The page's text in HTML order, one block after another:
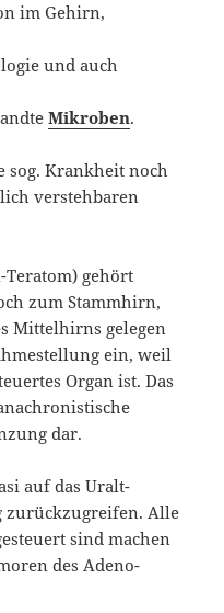
im Gehirn,
und auch
Mikroben.
sog. Krankheit noch
verstehbaren
gehört
zum Stammhirn,
Mittelhirns gelegen
ein, weil
Organ ist. Das
dar.
auf das Uralt-
zurückzugreifen. Alle
sind machen
des Adeno-